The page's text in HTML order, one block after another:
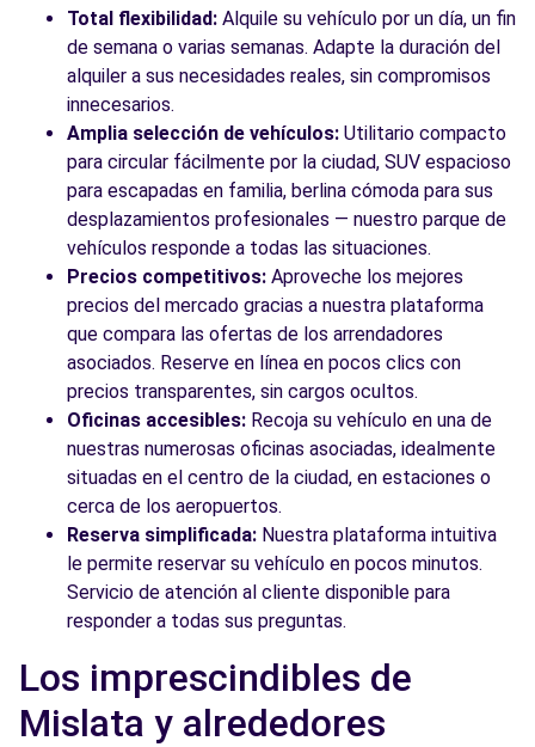
VALENCIA, 46020
Ver agencia
Ver todas las agencias
Total flexibilidad: Alquile su vehículo por un día, un fin
de semana o varias semanas. Adapte la duración del
alquiler a sus necesidades reales, sin compromisos
innecesarios.
Amplia selección de vehículos: Utilitario compacto
para circular fácilmente por la ciudad, SUV espacioso
para escapadas en familia, berlina cómoda para sus
desplazamientos profesionales — nuestro parque de
vehículos responde a todas las situaciones.
Precios competitivos: Aproveche los mejores
precios del mercado gracias a nuestra plataforma
que compara las ofertas de los arrendadores
asociados. Reserve en línea en pocos clics con
precios transparentes, sin cargos ocultos.
Oficinas accesibles: Recoja su vehículo en una de
nuestras numerosas oficinas asociadas, idealmente
situadas en el centro de la ciudad, en estaciones o
cerca de los aeropuertos.
Reserva simplificada: Nuestra plataforma intuitiva
le permite reservar su vehículo en pocos minutos.
Servicio de atención al cliente disponible para
responder a todas sus preguntas.
Los imprescindibles de
Mislata y alrededores